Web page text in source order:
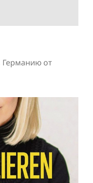
Германию от